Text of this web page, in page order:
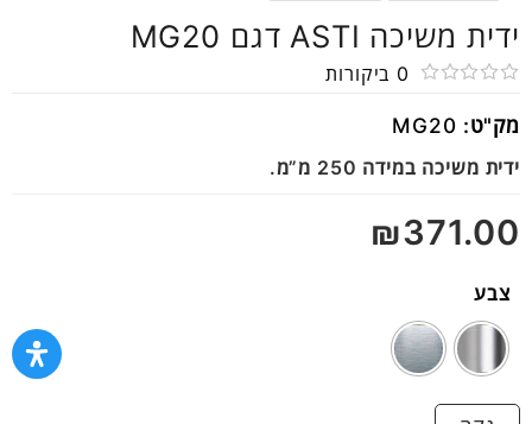
ידית משיכה ASTI דגם MG20
0
מתוך
0 ביקורות
מק"ט: MG20
ידית משיכה במידה 250 מ”מ.
₪371.00
צבע